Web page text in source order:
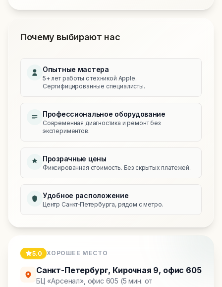
Почему выбирают нас
Опытные мастера
5+ лет работы с техникой Apple.
Сертифицированные специалисты.
Профессиональное оборудование
Современная диагностика и ремонт без
экспериментов.
Прозрачные цены
Фиксированная стоимость. Без скрытых платежей.
Удобное расположение
Центр Санкт‑Петербурга, рядом с метро.
5.0 ХОРОШЕЕ МЕСТО
Санкт-Петербург, Кирочная 9, офис 605
БЦ «Арсенал», офис 605 (5 мин. от